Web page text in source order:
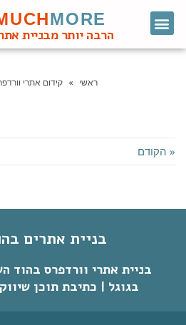
MORE
הרבה יותר מבניית
ראשי » קידום אתרי
« הקודם
בניית אתרים
בניית אתרי וורדפרס בהוד
בגוגל | כתיבת תוכן